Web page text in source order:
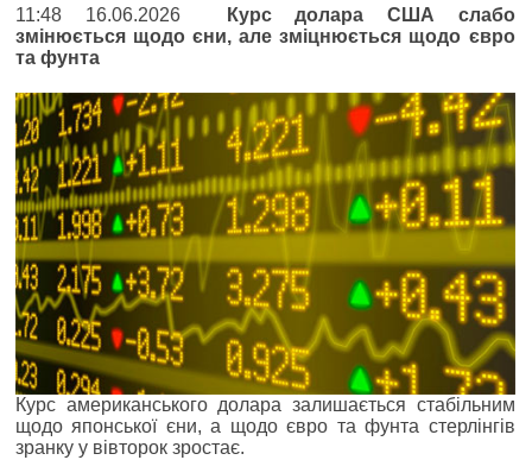
11:48 16.06.2026
Курс долара США слабо
змінюється щодо єни, але зміцнюється щодо євро
та фунта
Курс американського долара залишається стабільним
щодо японської єни, а щодо євро та фунта стерлінгів
зранку у вівторок зростає.